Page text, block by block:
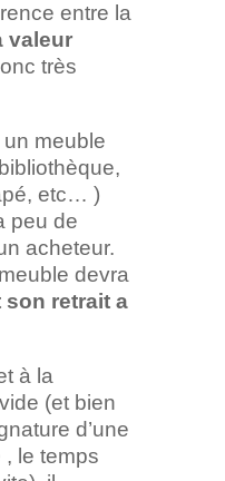
entre la
valeur
très
meuble
etc… )
peu de
acheteur.
devra
son retrait a
à la
(et bien
d’une
le temps